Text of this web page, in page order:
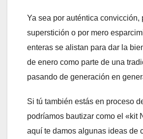
Ya sea por auténtica convicción,
superstición o por mero
enteras se alistan para dar la
de enero como parte de una
pasando de generación en
Si tú también estás en proceso
podríamos bautizar como el «kit
aquí te damos algunas ideas de